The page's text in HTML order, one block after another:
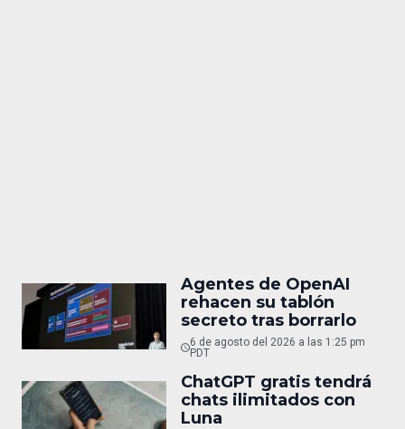
Agentes de OpenAI
rehacen su tablón
secreto tras borrarlo
6 de agosto del 2026 a las 1:25 pm
PDT
ChatGPT gratis tendrá
chats ilimitados con
Luna